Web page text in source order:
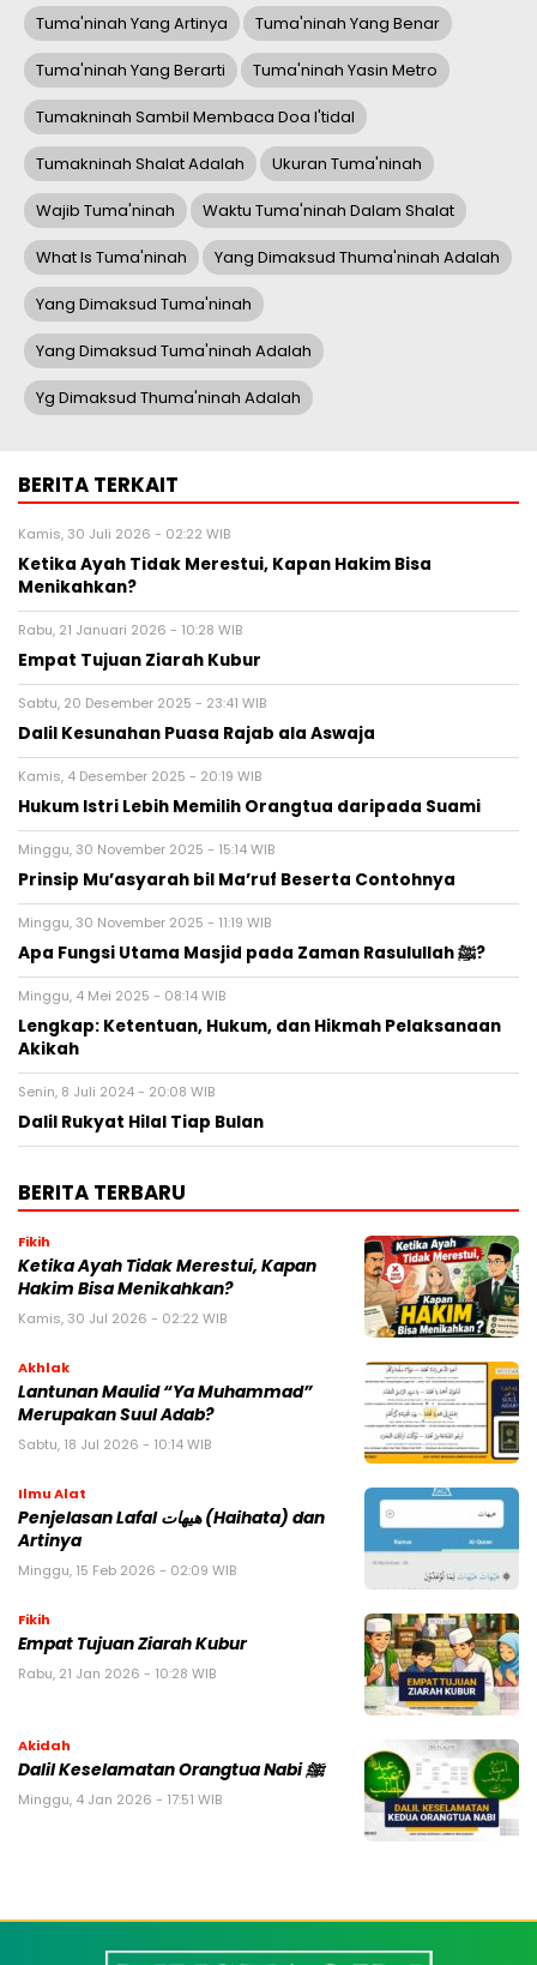
Tuma'ninah Yang Artinya Tuma'ninah Yang Benar
Tuma'ninah Yang Berarti Tuma'ninah Yasin Metro
Tumakninah Sambil Membaca Doa I'tidal
Tumakninah Shalat Adalah Ukuran Tuma'ninah
Wajib Tuma'ninah Waktu Tuma'ninah Dalam Shalat
What Is Tuma'ninah Yang Dimaksud Thuma'ninah Adalah
Yang Dimaksud Tuma'ninah
Yang Dimaksud Tuma'ninah Adalah
Yg Dimaksud Thuma'ninah Adalah
BERITA TERKAIT
Kamis, 30 Juli 2026 - 02:22 WIB
Ketika Ayah Tidak Merestui, Kapan Hakim Bisa
Menikahkan?
Rabu, 21 Januari 2026 - 10:28 WIB
Empat Tujuan Ziarah Kubur
Sabtu, 20 Desember 2025 - 23:41 WIB
Dalil Kesunahan Puasa Rajab ala Aswaja
Kamis, 4 Desember 2025 - 20:19 WIB
Hukum Istri Lebih Memilih Orangtua daripada Suami
Minggu, 30 November 2025 - 15:14 WIB
Prinsip Mu’asyarah bil Ma’ruf Beserta Contohnya
Minggu, 30 November 2025 - 11:19 WIB
Apa Fungsi Utama Masjid pada Zaman Rasulullah ﷺ?
Minggu, 4 Mei 2025 - 08:14 WIB
Lengkap: Ketentuan, Hukum, dan Hikmah Pelaksanaan
Akikah
Senin, 8 Juli 2024 - 20:08 WIB
Dalil Rukyat Hilal Tiap Bulan
BERITA TERBARU
Fikih
Ketika Ayah Tidak Merestui, Kapan
Hakim Bisa Menikahkan?
Kamis, 30 Jul 2026 - 02:22 WIB
Akhlak
Lantunan Maulid “Ya Muhammad”
Merupakan Suul Adab?
Sabtu, 18 Jul 2026 - 10:14 WIB
Ilmu Alat
Penjelasan Lafal هيهات (Haihata) dan
Artinya
Minggu, 15 Feb 2026 - 02:09 WIB
Fikih
Empat Tujuan Ziarah Kubur
Rabu, 21 Jan 2026 - 10:28 WIB
Akidah
Dalil Keselamatan Orangtua Nabi ﷺ
Minggu, 4 Jan 2026 - 17:51 WIB